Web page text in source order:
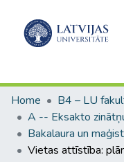
Home